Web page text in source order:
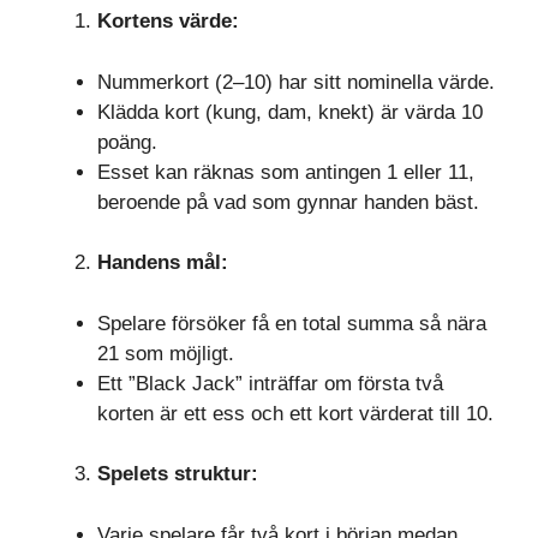
Kortens värde:
Nummerkort (2–10) har sitt nominella värde.
Klädda kort (kung, dam, knekt) är värda 10
poäng.
Esset kan räknas som antingen 1 eller 11,
beroende på vad som gynnar handen bäst.
Handens mål:
Spelare försöker få en total summa så nära
21 som möjligt.
Ett ”Black Jack” inträffar om första två
korten är ett ess och ett kort värderat till 10.
Spelets struktur: